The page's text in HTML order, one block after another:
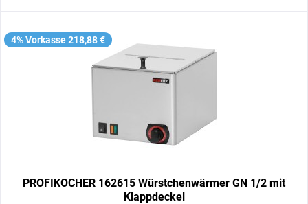
4% Vorkasse 218,88 €
PROFIKOCHER 162615 Würstchenwärmer GN 1/2 mit
Klappdeckel